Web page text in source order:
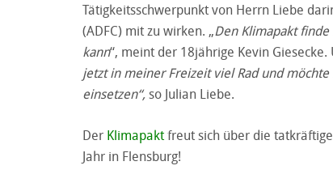
Tätigkeitsschwerpunkt von Herrn Liebe
(ADFC) mit zu wirken. „Den Klimapakt
kann“, meint der 18jährige Kevin
jetzt in meiner Freizeit viel Rad und
einsetzen“,so Julian Liebe.
Der Klimapaktfreut sich über die
Jahr in Flensburg!